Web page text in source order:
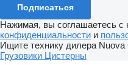
Подписаться
Нажимая, вы соглашаетесь с
конфиденциальности и
Ищите технику дилера Nuova
Грузовики Цистерны